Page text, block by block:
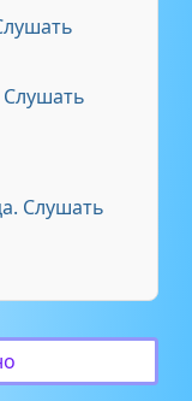
Слушать